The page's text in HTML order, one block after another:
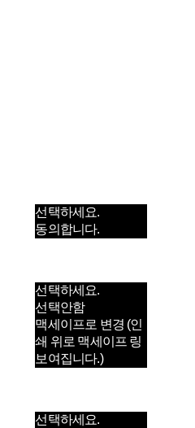
선택하세요.
동의합니다.
선택하세요.
선택안함
맥세이프로 변경 (인
쇄 위로 맥세이프 링
보여집니다.)
선택하세요.